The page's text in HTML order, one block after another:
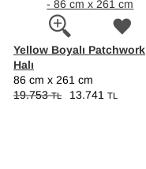
Yellow Boyalı Patchwork
Halı
86 cm x 261 cm
19.753TL 13.741 TL